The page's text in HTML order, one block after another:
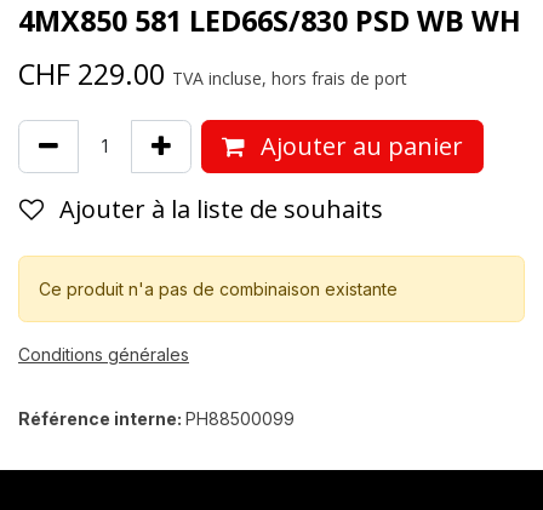
4MX850 581 LED66S/830 PSD WB WH
CHF 229.00 TVA incluse, hors frais de port
Ajouter au panier
Ajouter à la liste de souhaits
Ce produit n'a pas de combinaison existante
Conditions générales
Référence interne: PH88500099